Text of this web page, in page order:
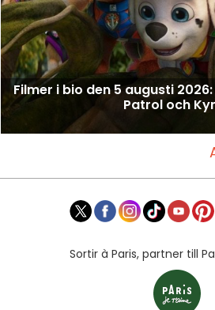
Filmer i bio den 5 augusti
Patrol och
Sortir à Paris, partner till